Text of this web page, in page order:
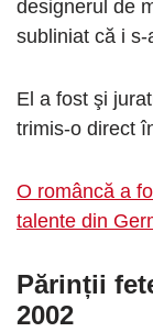
designerul de
subliniat că i
El a fost şi
trimis-o direct
O româncă a
talente din
Părinții
2002